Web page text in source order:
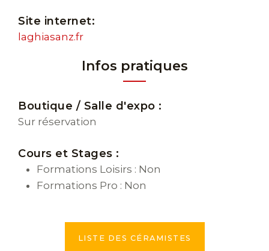
Site internet:
laghiasanz.fr
Infos pratiques
Boutique / Salle d'expo :
Sur réservation
Cours et Stages :
Formations Loisirs : Non
Formations Pro : Non
LISTE DES CÉRAMISTES